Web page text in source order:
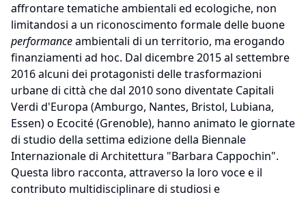
affrontare tematiche ambientali ed ecologiche, non
limitandosi a un riconoscimento formale delle buone
performanceambientali di un territorio, ma erogando
finanziamenti ad hoc. Dal dicembre 2015 al settembre
2016 alcuni dei protagonisti delle trasformazioni
urbane di città che dal 2010 sono diventate Capitali
Verdi d'Europa (Amburgo, Nantes, Bristol, Lubiana,
Essen) o Ecocité (Grenoble), hanno animato le giornate
di studio della settima edizione della Biennale
Internazionale di Architettura "Barbara Cappochin".
Questa libro racconta, attraverso la loro voce e il
contributo multidisciplinare di studiosi e